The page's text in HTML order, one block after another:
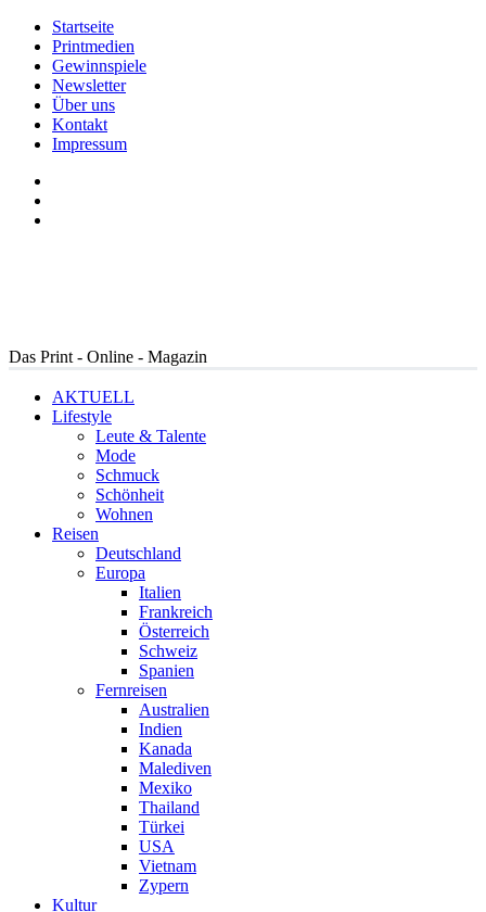
Startseite
Printmedien
Gewinnspiele
Newsletter
Über uns
Kontakt
Impressum
Das Print - Online - Magazin
AKTUELL
Lifestyle
Leute & Talente
Mode
Schmuck
Schönheit
Wohnen
Reisen
Deutschland
Europa
Italien
Frankreich
Österreich
Schweiz
Spanien
Fernreisen
Australien
Indien
Kanada
Malediven
Mexiko
Thailand
Türkei
USA
Vietnam
Zypern
Kultur